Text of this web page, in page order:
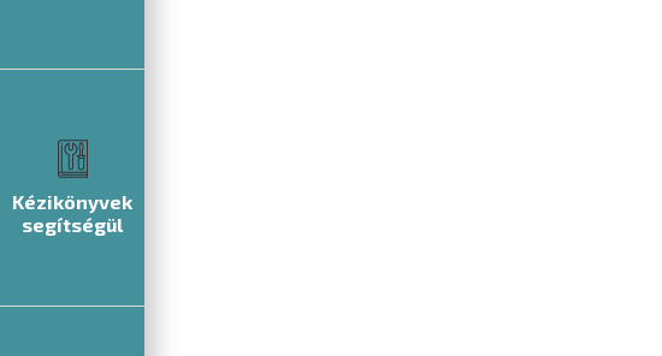
Kézikönyvek
segítségül